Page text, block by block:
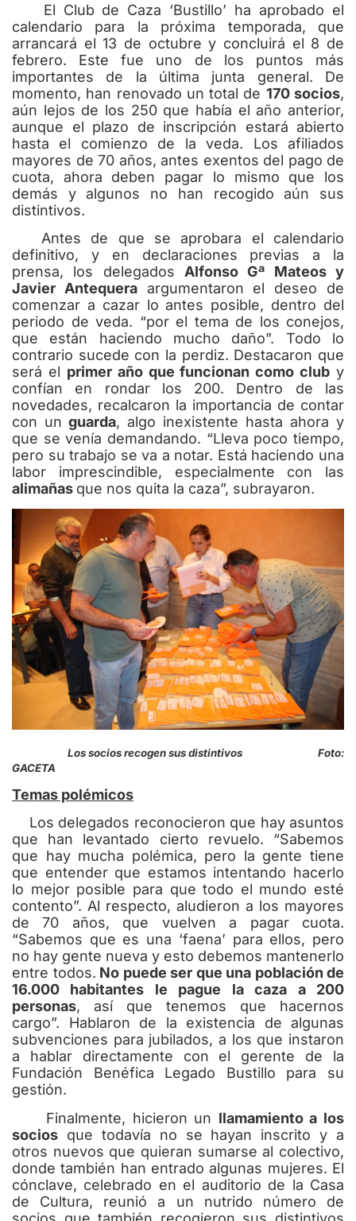
El Club de Caza ‘Bustillo’ ha aprobado el
calendario para la próxima temporada, que
arrancará el 13 de octubre y concluirá el 8 de
febrero. Este fue uno de los puntos más
importantes de la última junta general. De
momento, han renovado un total de 170 socios,
aún lejos de los 250 que había el año anterior,
aunque el plazo de inscripción estará abierto
hasta el comienzo de la veda. Los afiliados
mayores de 70 años, antes exentos del pago de
cuota, ahora deben pagar lo mismo que los
demás y algunos no han recogido aún sus
distintivos.
Antes de que se aprobara el calendario
definitivo, y en declaraciones previas a la
prensa, los delegados Alfonso Gª Mateos y
Javier Antequeraargumentaron el deseo de
comenzar a cazar lo antes posible, dentro del
periodo de veda. “por el tema de los conejos,
que están haciendo mucho daño”. Todo lo
contrario sucede con la perdiz. Destacaron que
será el primer año que funcionan como club y
confían en rondar los 200. Dentro de las
novedades, recalcaron la importancia de contar
con un guarda, algo inexistente hasta ahora y
que se venía demandando. “Lleva poco tiempo,
pero su trabajo se va a notar. Está haciendo una
labor imprescindible, especialmente con las
alimañas que nos quita la caza”, subrayaron.
Los socios recogen sus distintivos Foto:
GACETA
Temas polémicos
Los delegados reconocieron que hay asuntos
que han levantado cierto revuelo. “Sabemos
que hay mucha polémica, pero la gente tiene
que entender que estamos intentando hacerlo
lo mejor posible para que todo el mundo esté
contento”. Al respecto, aludieron a los mayores
de 70 años, que vuelven a pagar cuota.
“Sabemos que es una ‘faena’ para ellos, pero
no hay gente nueva y esto debemos mantenerlo
entre todos. No puede ser que una población de
16.000 habitantes le pague la caza a 200
personas, así que tenemos que hacernos
cargo”. Hablaron de la existencia de algunas
subvenciones para jubilados, a los que instaron
a hablar directamente con el gerente de la
Fundación Benéfica Legado Bustillo para su
gestión.
Finalmente, hicieron un llamamiento a los
socios que todavía no se hayan inscrito y a
otros nuevos que quieran sumarse al colectivo,
donde también han entrado algunas mujeres. El
cónclave, celebrado en el auditorio de la Casa
de Cultura, reunió a un nutrido número de